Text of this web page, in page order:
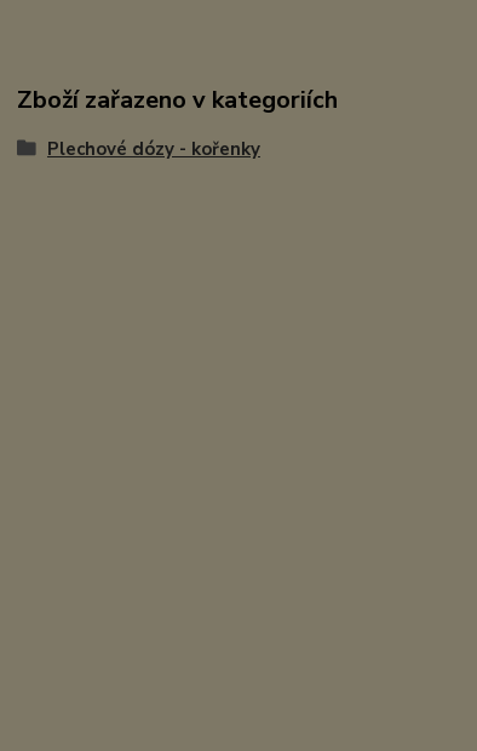
Zboží zařazeno v kategoriích
Plechové dózy - kořenky